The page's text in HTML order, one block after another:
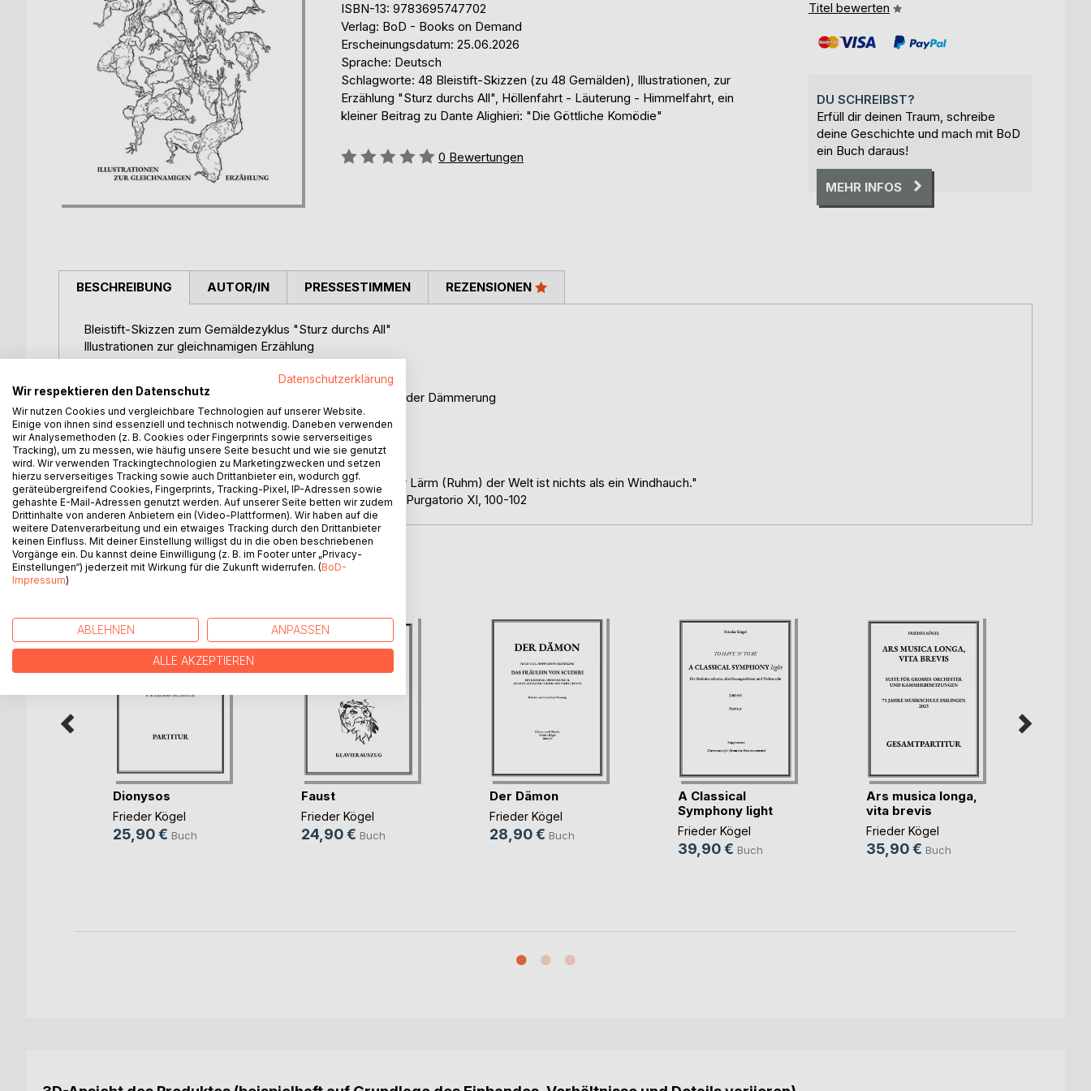
ISBN-13: 9783695747702
Verlag: BoD - Books on Demand
Erscheinungsdatum: 25.06.2026
Sprache: Deutsch
Schlagworte: 48 Bleistift-Skizzen (zu 48 Gemälden), Illustrationen, zur
Erzählung "Sturz durchs All", Höllenfahrt - Läuterung - Himmelfahrt, ein
kleiner Beitrag zu Dante Alighieri: "Die Göttliche Komödie"
Bewertung::
0 Bewertungen
Titel bewerten
DU SCHREIBST?
Erfüll dir deinen Traum, schreibe
deine Geschichte und mach mit BoD
ein Buch daraus!
MEHR INFOS
BESCHREIBUNG
Bleistift-Skizzen zum Gemäldezyklus "Sturz durchs All"
Illustrationen zur gleichnamigen Erzählung
I Inferno - Höllenfahrt / Sturz abwärts in die Dunkelheit
II Purgatorio - Läuterung / Halteversuche an Containern in der Dämmerung
III Paradiso - Himmelfahrt / Flug aufwärts ins Licht
vom Körper und Material zur Idee
"Non è il mondan romore altro ch'un fiato di vento." - "Der Lärm (Ruhm) der Welt ist nichts als ein Windhauch."
Dante Alighieri: LA COMMEDIA - Die Göttliche Komödie - Purgatorio XI, 100-102
AUTOR/IN PRESSESTIMMEN REZENSIONEN
WEITERE TITEL BEIBoD
Dionysos
Frieder Kögel
25,90 € Buch
Faust
Frieder Kögel
24,90 € Buch
Der Dämon
Frieder Kögel
28,90 € Buch
A Classical
Symphony light
Frieder Kögel
39,90 € Buch
Ars musica longa,
vita brevis
Frieder Kögel
35,90 € Buch
Datenschutzerklärung
Wir respektieren den Datenschutz
Wir nutzen Cookies und vergleichbare Technologien auf unserer Website.
Einige von ihnen sind essenziell und technisch notwendig. Daneben verwenden
wir Analysemethoden (z. B. Cookies oder Fingerprints sowie serverseitiges
Tracking), um zu messen, wie häufig unsere Seite besucht und wie sie genutzt
wird. Wir verwenden Trackingtechnologien zu Marketingzwecken und setzen
hierzu serverseitiges Tracking sowie auch Drittanbieter ein, wodurch ggf.
geräteübergreifend Cookies, Fingerprints, Tracking-Pixel, IP-Adressen sowie
gehashte E-Mail-Adressen genutzt werden. Auf unserer Seite betten wir zudem
Drittinhalte von anderen Anbietern ein (Video-Plattformen). Wir haben auf die
weitere Datenverarbeitung und ein etwaiges Tracking durch den Drittanbieter
keinen Einfluss. Mit deiner Einstellung willigst du in die oben beschriebenen
Vorgänge ein. Du kannst deine Einwilligung (z. B. im Footer unter „Privacy-
Einstellungen“) jederzeit mit Wirkung für die Zukunft widerrufen. (BoD-
Impressum)
ABLEHNEN ANPASSEN
ALLE AKZEPTIEREN